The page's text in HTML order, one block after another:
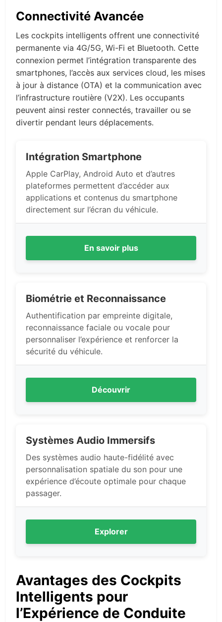
Connectivité Avancée
Les cockpits intelligents offrent une connectivité
permanente via 4G/5G, Wi-Fi et Bluetooth. Cette
connexion permet l’intégration transparente des
smartphones, l’accès aux services cloud, les mises
à jour à distance (OTA) et la communication avec
l’infrastructure routière (V2X). Les occupants
peuvent ainsi rester connectés, travailler ou se
divertir pendant leurs déplacements.
Intégration Smartphone
Apple CarPlay, Android Auto et d’autres
plateformes permettent d’accéder aux
applications et contenus du smartphone
directement sur l’écran du véhicule.
En savoir plus
Biométrie et Reconnaissance
Authentification par empreinte digitale,
reconnaissance faciale ou vocale pour
personnaliser l’expérience et renforcer la
sécurité du véhicule.
Découvrir
Systèmes Audio Immersifs
Des systèmes audio haute-fidélité avec
personnalisation spatiale du son pour une
expérience d’écoute optimale pour chaque
passager.
Explorer
Avantages des Cockpits
Intelligents pour
l’Expérience de Conduite